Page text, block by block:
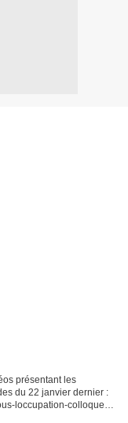
présentant les
du 22 janvier dernier :
loccupation-colloque-